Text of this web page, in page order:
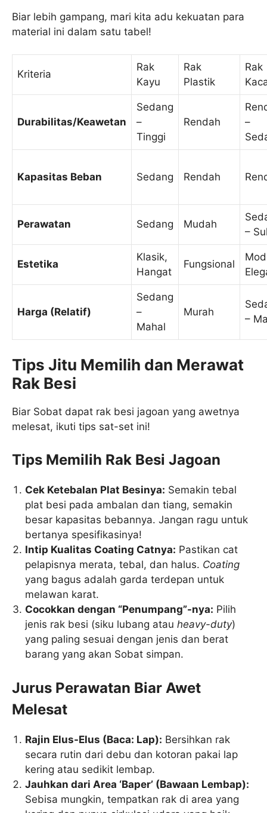
Biar lebih gampang, mari kita adu kekuatan para
material ini dalam satu tabel!
Kriteria
Rak
Kayu
Rak
Plastik
Rak
Durabilitas/Keawetan
Sedang
–
Tinggi
Rendah
–
Kapasitas Beban Sedang Rendah
Perawatan Sedang Mudah
–
Estetika
Klasik,
Hangat
Fungsional
Harga (Relatif)
Sedang
–
Mahal
Murah
–
Tips Jitu Memilih dan Merawat
Rak Besi
Biar Sobat dapat rak besi jagoan yang awetnya
melesat, ikuti tips sat-set ini!
Tips Memilih Rak Besi Jagoan
Cek Ketebalan Plat Besinya: Semakin tebal
plat besi pada ambalan dan tiang, semakin
besar kapasitas bebannya. Jangan ragu untuk
bertanya spesifikasinya!
Intip Kualitas Coating Catnya: Pastikan cat
pelapisnya merata, tebal, dan halus. Coating
yang bagus adalah garda terdepan untuk
melawan karat.
Cocokkan dengan “Penumpang”-nya: Pilih
jenis rak besi (siku lubang atauheavy-duty)
yang paling sesuai dengan jenis dan berat
barang yang akan Sobat simpan.
Jurus Perawatan Biar Awet
Melesat
Rajin Elus-Elus (Baca: Lap): Bersihkan rak
secara rutin dari debu dan kotoran pakai lap
kering atau sedikit lembap.
Jauhkan dari Area ‘Baper’ (Bawaan Lembap):
Sebisa mungkin, tempatkan rak di area yang